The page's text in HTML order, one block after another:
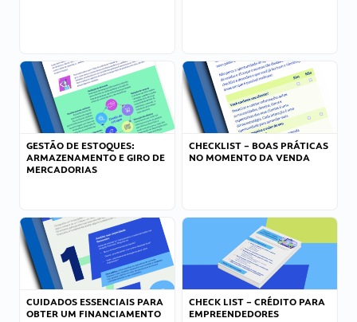
GESTÃO DE ESTOQUES:
ARMAZENAMENTO E GIRO DE
MERCADORIAS
CHECKLIST – BOAS PRÁTICAS
NO MOMENTO DA VENDA
CUIDADOS ESSENCIAIS PARA
OBTER UM FINANCIAMENTO
CHECK LIST – CRÉDITO PARA
EMPREENDEDORES